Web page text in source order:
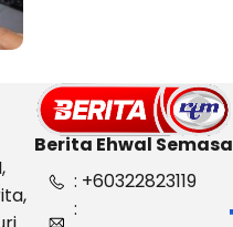
Berita Ehwal Semasa
: +60322823119
: